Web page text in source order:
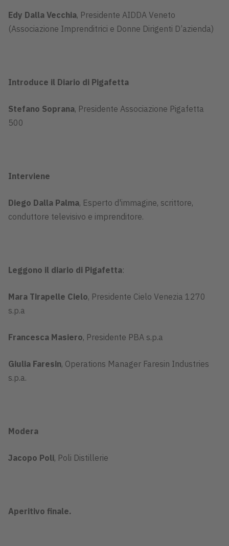
Edy Dalla Vecchia, Presidente AIDDA Veneto
(Associazione Imprenditrici e Donne Dirigenti D’azienda)
Introduce il Diario di Pigafetta
Stefano Soprana, Presidente Associazione Pigafetta
500
Interviene
Diego Dalla Palma, Esperto d'immagine, scrittore,
conduttore televisivo e imprenditore.
Leggono il diario di Pigafetta:
Mara Tirapelle Cielo, Presidente Cielo Venezia 1270
s.p.a
Francesca Masiero, Presidente PBA s.p.a
Giulia Faresin, Operations Manager Faresin Industries
s.p.a.
Modera
Jacopo Poli, Poli Distillerie
Aperitivo finale.